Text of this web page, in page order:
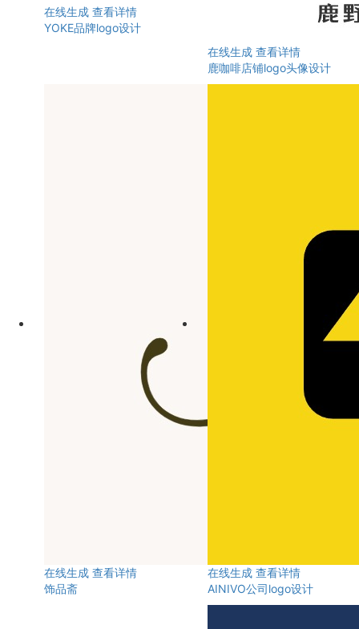
在线生成 查看详情
YOKE品牌logo设计
在线生成 查看详情
鹿咖啡店铺logo头像设计
在线生成 查看详情
饰品斋
在线生成 查看详情
AINIVO公司logo设计